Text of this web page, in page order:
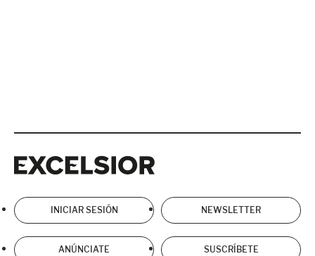
INICIAR SESIÓN NEWSLETTER
ANÚNCIATE SUSCRÍBETE